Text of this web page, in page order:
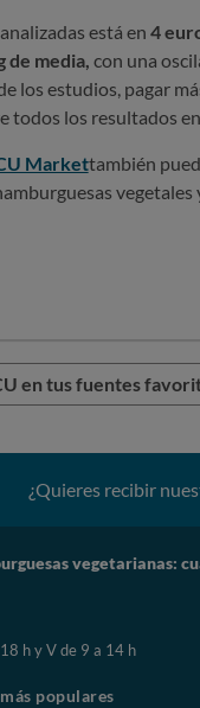
está en 4
de media, con una
los estudios, pagar
todos los resultados en
Markettambién
en tus fuentes
¿Quieres recibir
vegetarianas:
h y V de 9 a 14 h
populares